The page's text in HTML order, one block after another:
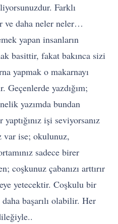
Farklı
ve daha neler neler…
yapan insanların
basittir, fakat bakınca sizi
yapmak o makarnayı
Geçenlerde yazdığım;
yazımda bundan
işi seviyorsanız
var ise; okulunuz,
sadece birer
coşkunuz çabanızı arttırır
yetecektir. Coşkulu bir
başarılı olabilir. Her